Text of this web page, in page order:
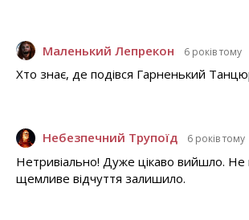
Маленький Лепрекон 6 років тому
Хто знає, де подівся Гарненький
Небезпечний Трупоїд 6 років тому
Нетривіально! Дуже цікаво вийшло. Не
щемливе відчуття залишило.